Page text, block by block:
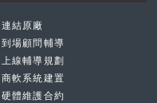
連結原廠
到場顧問輔導
上線輔導規劃
商軟系統建置
硬體維護合約